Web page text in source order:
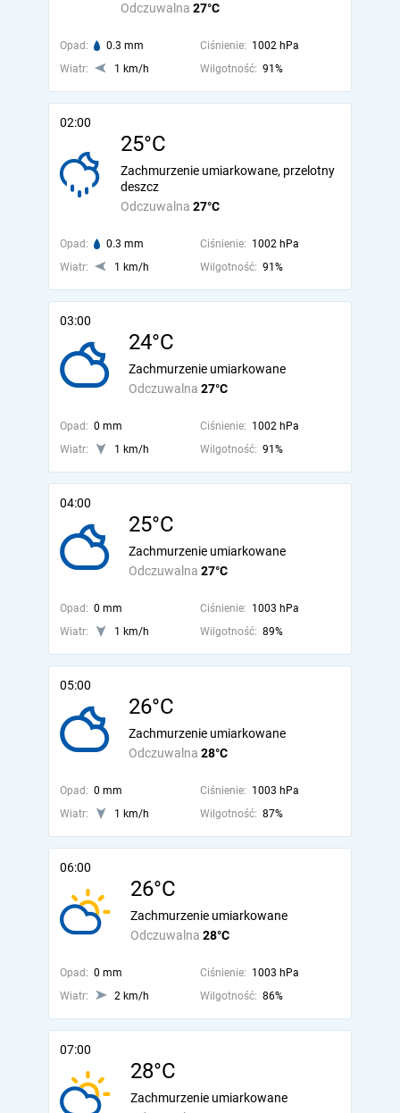
Odczuwalna 27°C
Opad: 0.3 mm Ciśnienie: 1002 hPa
Wiatr:
1 km/h Wilgotność: 91%
02:00
25°C
Odczuwalna 27°C
Zachmurzenie umiarkowane, przelotny
deszcz
Opad: 0.3 mm Ciśnienie: 1002 hPa
Wiatr:
1 km/h Wilgotność: 91%
03:00
24°C
Odczuwalna 27°C
Zachmurzenie umiarkowane
Opad: 0 mm Ciśnienie: 1002 hPa
Wiatr:
1 km/h Wilgotność: 91%
04:00
25°C
Odczuwalna 27°C
Zachmurzenie umiarkowane
Opad: 0 mm Ciśnienie: 1003 hPa
Wiatr:
1 km/h Wilgotność: 89%
05:00
26°C
Odczuwalna 28°C
Zachmurzenie umiarkowane
Opad: 0 mm Ciśnienie: 1003 hPa
Wiatr:
1 km/h Wilgotność: 87%
06:00
26°C
Odczuwalna 28°C
Zachmurzenie umiarkowane
Opad: 0 mm Ciśnienie: 1003 hPa
Wiatr:
2 km/h Wilgotność: 86%
07:00
28°C
Zachmurzenie umiarkowane